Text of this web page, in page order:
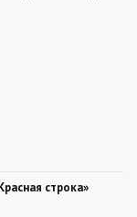
строка»